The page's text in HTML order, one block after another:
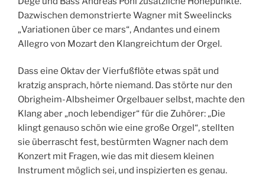
Dazwischen demonstrierte Wagner mit Sweelincks
„Variationen über ce mars“, Andantes und einem
Allegro von Mozart den Klangreichtum der Orgel.
Dass eine Oktav der Vierfußflöte etwas spät und
kratzig ansprach, hörte niemand. Das störte nur den
Obrigheim-Albsheimer Orgelbauer selbst, machte den
Klang aber „noch lebendiger“ für die Zuhörer: „Die
klingt genauso schön wie eine große Orgel“, stellten
sie überrascht fest, bestürmten Wagner nach dem
Konzert mit Fragen, wie das mit diesem kleinen
Instrument möglich sei, und inspizierten es genau.